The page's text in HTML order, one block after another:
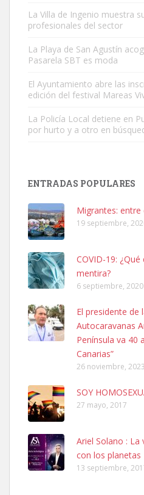
Este gato macho ha aparecido en
Leales.org » Gran Canaria
9.7.2025
Adopción urgente
hembra, 4 años. Por motivos
Leales.org » Gran Canaria | 6.7.2025
SHIBA PERDIDO AVDA JOSE
PERRO MACHO RAZA SHIBA CON
06/07/2025 ZONA MESA Y LOPEZ.
Leales.org » Gran Canaria | 6.7.2025
Ninfa perdida
La Villa de Ingenio muestra
profesionales del sector
La Playa de San Agustín
Pasarela SBT es moda
El Ayuntamiento abre las
edición del festival Mareas
La Policía Local detiene en
por hurto y a otro en
ENTRADAS POPULARES
Migrantes:
19 septiembre,
COVID-19:
mentira?
6 septiembre, 2020
El presidente de
Autocaravanas
Península va 40
Canarias”
26 noviembre, 2023
SOY
27 mayo, 2017
Ariel Solano : La
con los planetas
13 septiembre,